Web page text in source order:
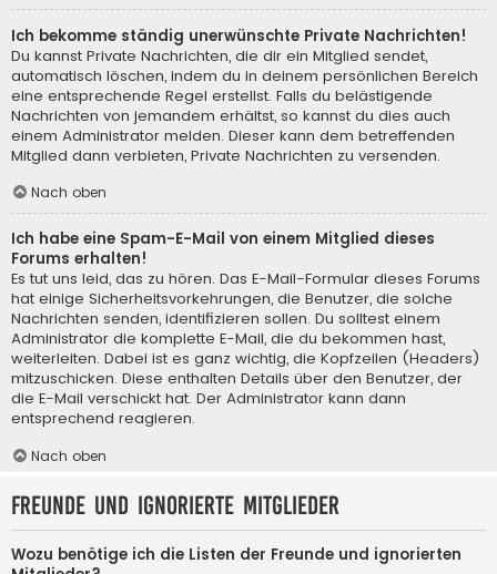
Ich bekomme ständig unerwünschte Private Nachrichten!
Du kannst Private Nachrichten, die dir ein Mitglied sendet,
automatisch löschen, indem du in deinem persönlichen Bereich
eine entsprechende Regel erstellst. Falls du belästigende
Nachrichten von jemandem erhältst, so kannst du dies auch
einem Administrator melden. Dieser kann dem betreffenden
Mitglied dann verbieten, Private Nachrichten zu versenden.
Nach oben
Ich habe eine Spam-E-Mail von einem Mitglied dieses
Forums erhalten!
Es tut uns leid, das zu hören. Das E-Mail-Formular dieses Forums
hat einige Sicherheitsvorkehrungen, die Benutzer, die solche
Nachrichten senden, identifizieren sollen. Du solltest einem
Administrator die komplette E-Mail, die du bekommen hast,
weiterleiten. Dabei ist es ganz wichtig, die Kopfzeilen (Headers)
mitzuschicken. Diese enthalten Details über den Benutzer, der
die E-Mail verschickt hat. Der Administrator kann dann
entsprechend reagieren.
Nach oben
Freunde und ignorierte Mitglieder
Wozu benötige ich die Listen der Freunde und ignorierten